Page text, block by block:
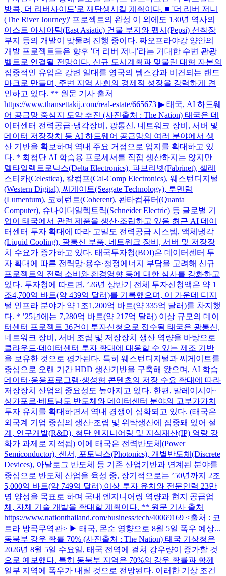
방콕, 더 리버사이드'로 재탄생시킬 계획이다. ■ '더 리버 저니
(The River Journey)' 프로젝트의 완성 이 외에도 130년 역사의
이스트 아시아틱(East Asiatic) 건물 부지와 펩시(Pepsi) 선착장
부지 등의 개발이 맞물려 진행 중이다. 짜오프라야강 양안의
개발 프로젝트들은 향후 '더 리버 저니'라는 거대한 수변 관광
벨트로 연결될 전망이다. 신규 도시계획과 맞물린 대형 자본의
집중적인 유입은 강변 일대를 영국의 템스강과 비견되는 랜드
마크로 만들며, 주변 지역 사회의 경제적 성장을 강력하게 견
인하고 있다. ** 원문 기사 출처
https://www.thansettakij.com/real-estate/665673 ▶ 태국, AI 하드웨
어 공급망 중심지 도약 추진 (사진출처 : The Nation) 태국은 데
이터센터 전력공급·냉각장비, 광통신, 네트워크 장비, 서버 및
데이터 저장장치 등 AI 하드웨어 공급망의 여러 분야에서 생
산 기반을 확보하며 역내 주요 거점으로 입지를 확대하고 있
다. * 최첨단 AI 학습용 프로세서를 직접 생산하지는 않지만
델타일렉트로닉스(Delta Electronics), 파브리넷(Fabrinet), 셀레
스티카(Celestica), 칼컴프(Cal-Comp Electronics), 웨스턴디지털
(Western Digital), 씨게이트(Seagate Technology), 루멘텀
(Lumentum), 코히런트(Coherent), 콴타컴퓨터(Quanta
Computer), 슈나이더일렉트릭(Schneider Electric) 등 글로벌 기
업이 태국에서 관련 제품을 생산·조립하고 있음 최근 AI 데이
터센터 투자 확대에 따라 고밀도 전력공급 시스템, 액체냉각
(Liquid Cooling), 광통신 부품, 네트워크 장비, 서버 및 저장장
치 수요가 증가하고 있다. 태국투자청(BOI)은 데이터센터 투
자 확대에 따른 전력망·용수·청정에너지 부담을 고려해 신규
프로젝트의 전력 소비와 환경영향 등에 대한 심사를 강화하고
있다. 투자청에 따르면, ’26년 상반기 전체 투자신청액은 약 1
조4,700억 바트(약 439억 달러)를 기록했으며, 이 가운데 디지
털 인프라 분야가 약 1조1,200억 바트(약 335억 달러)를 차지했
다. * ’25년에는 7,280억 바트(약 217억 달러) 이상 규모의 데이
터센터 프로젝트 36건이 투자신청으로 접수됨 태국은 광통신,
네트워크 장비, 서버 조립 및 저장장치 생산 역량을 바탕으로
클라우드·데이터센터 투자 확대에 대응할 수 있는 제조 기반
을 보유한 것으로 평가된다. 특히 웨스턴디지털과 씨게이트를
중심으로 오랜 기간 HDD 생산기반을 구축해 왔으며, AI 학습
데이터·응용프로그램·생성형 콘텐츠의 저장 수요 확대에 따라
저장장치 산업의 중요성도 높아지고 있다. 한편, 말레이시아·
싱가포르·베트남도 반도체와 데이터센터 분야의 고부가가치
투자 유치를 확대하면서 역내 경쟁이 심화되고 있다. (태국은
외국계 기업 중심의 생산·조립 및 위탁생산에 집중돼 있어 설
계, 연구개발(R&D), 첨단 엔지니어링 및 지식재산(IP) 역량 강
화가 과제로 지적됨) 이에 태국은 전력반도체(Power
Semiconductor), 센서, 포토닉스(Photonics), 개별반도체(Discrete
Devices), 아날로그 반도체 등 기존 산업기반과 연계된 분야를
중심으로 반도체 산업을 육성 중, 장기적으로는 ’50년까지 2조
5,000억 바트(약 749억 달러) 이상 투자 유치와 전문인력 23만
명 양성을 목표로 하며 국내 엔지니어링 역량과 현지 공급업
체, 자체 기술 개발을 확대할 계획이다. ** 원문 기사 출처
https://www.nationthailand.com/business/tech/40069169 <출처 : 코
트라 방콕무역관> ▶ 태국, 몬순 영향으로 8월 5일 폭우 예상...
동북부 강우 확률 70% (사진출처 : The Nation) 태국 기상청은
2026년 8월 5일 수요일, 태국 전역에 걸쳐 강우량이 증가할 것
으로 예보했다. 특히 동북부 지역은 70%의 강우 확률과 함께
일부 지역에 폭우가 내릴 것으로 전망된다. 이러한 기상 조건